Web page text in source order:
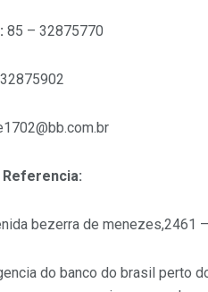
85 – 32875770
Referencia:
bezerra de menezes,2461
do banco do brasil perto